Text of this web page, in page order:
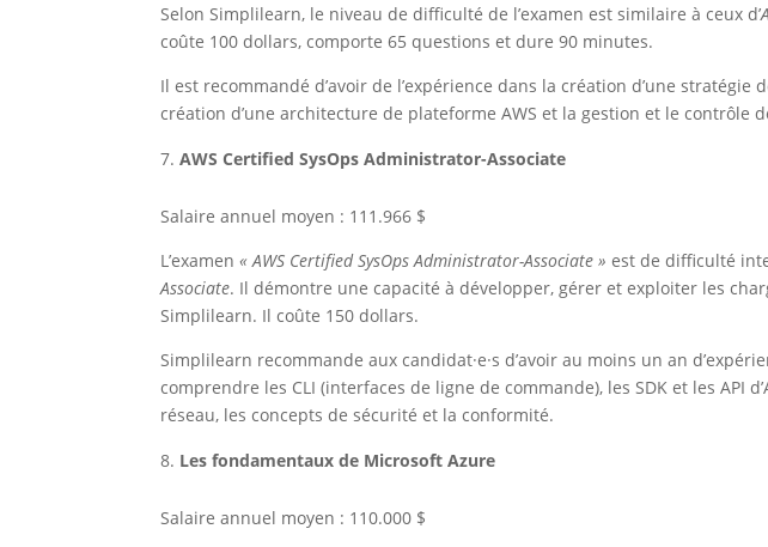
Selon Simplilearn, le niveau de difficulté de l’examen est similaire à ceux d’
coûte 100 dollars, comporte 65 questions et dure 90 minutes.
Il est recommandé d’avoir de l’expérience dans la création d’une
création d’une architecture de plateforme AWS et la gestion et le contrôle
AWS Certified SysOps Administrator-Associate
Salaire annuel moyen : 111.966 $
L’examen« AWS Certified SysOps Administrator-Associate » est de difficulté
Associate. Il démontre une capacité à développer, gérer et exploiter les
Simplilearn. Il coûte 150 dollars.
Simplilearn recommande aux candidat·e·s d’avoir au moins un an
comprendre les CLI (interfaces de ligne de commande), les SDK et les API
réseau, les concepts de sécurité et la conformité.
Les fondamentaux de Microsoft Azure
Salaire annuel moyen : 110.000 $